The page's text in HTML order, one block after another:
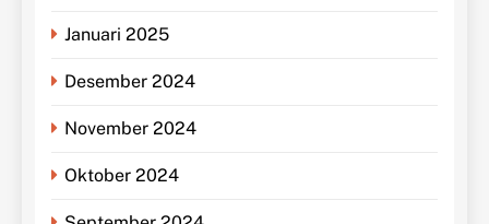
Januari 2025
Desember 2024
November 2024
Oktober 2024